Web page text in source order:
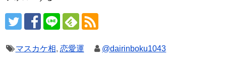
マスカケ相, 恋愛運 @dairinboku1043